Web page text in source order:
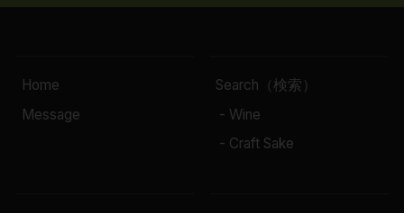
Home
Message
Search（検索）
- Wine
- Craft Sake